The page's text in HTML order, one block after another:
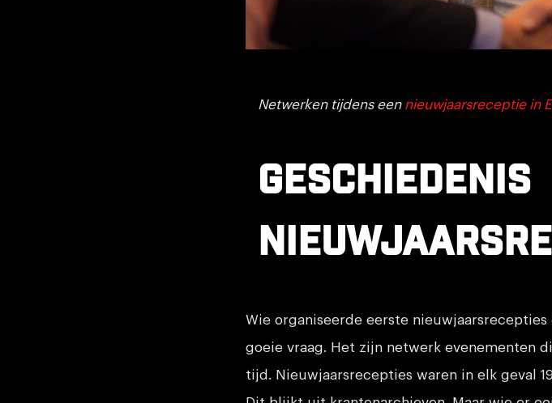
Netwerken tijdens een nieuwjaarsreceptie in
Geschiedenis
Wie organiseerde eerste
goeie vraag. Het zijn netwerk evenementen
tijd. Nieuwjaarsrecepties waren in elk geval